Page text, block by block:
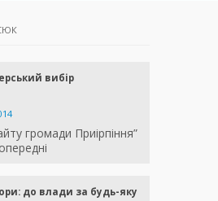
вибір
громади Приірпіння”
до влади за будь-яку